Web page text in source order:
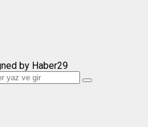
by Haber29